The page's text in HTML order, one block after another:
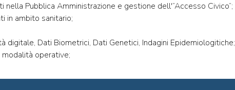
Pubblica Amministrazione e gestione dell'”Accesso Civico”;
in ambito sanitario;
digitale, Dati Biometrici, Dati Genetici, Indagini Epidemiologitiche;
operative;